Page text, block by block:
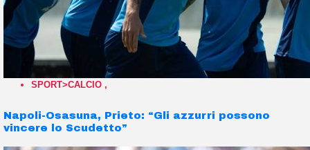
SPORT>CALCIO ,
Napoli-Osasuna, Prieto: “Gli azzurri possono
vincere lo Scudetto”